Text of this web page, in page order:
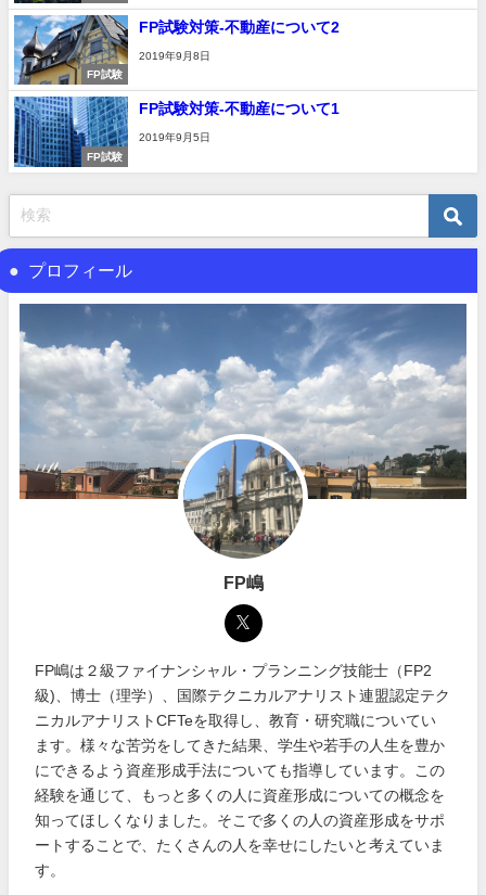
FP試験
FP試験対策-不動産について2
2019年9月8日
FP試験
FP試験対策-不動産について1
2019年9月5日
プロフィール
FP嶋
FP嶋は２級ファイナンシャル・プランニング技能士（FP2
級)、博士（理学）、国際テクニカルアナリスト連盟認定テク
ニカルアナリストCFTeを取得し、教育・研究職についてい
ます。様々な苦労をしてきた結果、学生や若手の人生を豊か
にできるよう資産形成手法についても指導しています。この
経験を通じて、もっと多くの人に資産形成についての概念を
知ってほしくなりました。そこで多くの人の資産形成をサポ
ートすることで、たくさんの人を幸せにしたいと考えていま
す。